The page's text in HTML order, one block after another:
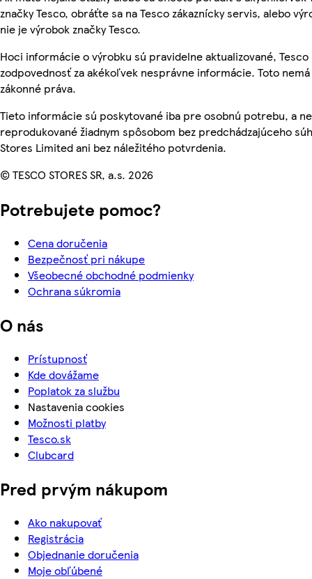
značky Tesco, obráťte sa na Tesco zákaznícky servis, alebo
nie je výrobok značky Tesco.
Hoci informácie o výrobku sú pravidelne aktualizované, Tesco
zodpovednosť za akékoľvek nesprávne informácie. Toto nemá
zákonné práva.
Tieto informácie sú poskytované iba pre osobnú potrebu, a
reprodukované žiadnym spôsobom bez predchádzajúceho
Stores Limited ani bez náležitého potvrdenia.
© TESCO STORES SR, a.s. 2026
Potrebujete pomoc?
Cena doručenia
Bezpečnosť pri nákupe
Všeobecné obchodné podmienky
Ochrana súkromia
O nás
Prístupnosť
Kde dovážame
Poplatok za službu
Nastavenia cookies
Možnosti platby
Tesco.sk
Clubcard
Pred prvým nákupom
Ako nakupovať
Registrácia
Objednanie doručenia
Moje obľúbené